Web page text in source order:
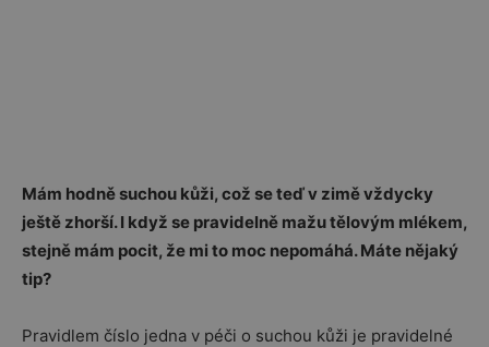
Mám hodně suchou kůži, což se teď v zimě vždycky
ještě zhorší. I když se pravidelně mažu tělovým mlékem,
stejně mám pocit, že mi to moc nepomáhá. Máte nějaký
tip?
Pravidlem číslo jedna v péči o suchou kůži je pravidelné